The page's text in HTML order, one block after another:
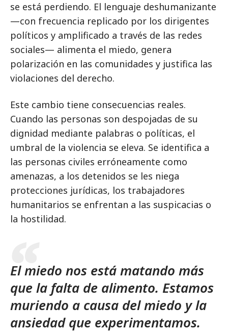
se está perdiendo. El lenguaje deshumanizante
—con frecuencia replicado por los dirigentes
políticos y amplificado a través de las redes
sociales— alimenta el miedo, genera
polarización en las comunidades y justifica las
violaciones del derecho.
Este cambio tiene consecuencias reales.
Cuando las personas son despojadas de su
dignidad mediante palabras o políticas, el
umbral de la violencia se eleva. Se identifica a
las personas civiles erróneamente como
amenazas, a los detenidos se les niega
protecciones jurídicas, los trabajadores
humanitarios se enfrentan a las suspicacias o
la hostilidad.
El miedo nos está matando más
que la falta de alimento. Estamos
muriendo a causa del miedo y la
ansiedad que experimentamos.